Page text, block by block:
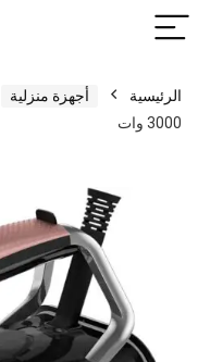
الرئيسية أجهزة منزلية
3000 وات